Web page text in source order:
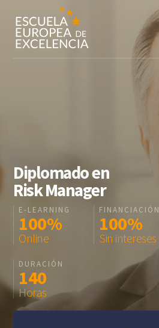
Diplomado en
Risk Manager
E-LEARNING
100%
Online
FINANCIACIÓN
100%
Sin intereses
DURACIÓN
140
Horas